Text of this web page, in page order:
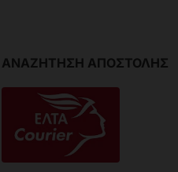
ΑΝΑΖΗΤΗΣΗ ΑΠΟΣΤΟΛΗΣ